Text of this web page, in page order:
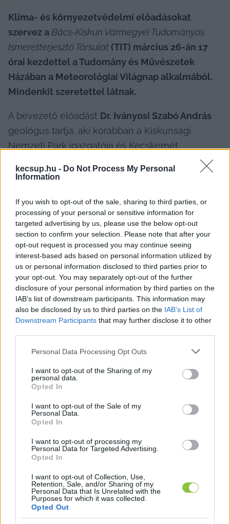
kecsup.hu - Do Not Process My Personal
Information
If you wish to opt-out of the sale, sharing to third parties, or
processing of your personal or sensitive information for
targeted advertising by us, please use the below opt-out
section to confirm your selection. Please note that after your
opt-out request is processed you may continue seeing
interest-based ads based on personal information utilized by
us or personal information disclosed to third parties prior to
your opt-out. You may separately opt-out of the further
disclosure of your personal information by third parties on the
IAB’s list of downstream participants. This information may
also be disclosed by us to third parties on the IAB’s List of
Downstream Participants that may further disclose it to other
Please note that this website/app uses one or more Google
not limited to your visit or usage behaviour. You may click to
grant or deny consent to Google and its third-party tags to
use your data for below specified purposes in below Google
consent section.
Personal Data Processing Opt Outs
I want to opt-out of the Sharing of my
personal data.
Opted In
I want to opt-out of the Sale of my
Personal Data.
Opted In
I want to opt-out of processing my
Personal Data for Targeted Advertising.
Opted In
I want to opt-out of Collection, Use,
Retention, Sale, and/or Sharing of my
Personal Data that Is Unrelated with the
Purposes for which it was collected.
Opted Out
Klíma- és környezetvédelmi előadásokat
szervez a Bács-Kiskun Vármegyei Tudományos
Ismeretterjesztő Társulat (TIT) március 26-án 17
órai kezdettel a Tudomány és Művészetek
Házában a Meteorológiai Világnap alkalmából.
Mindenkit szeretettel látnak.
A bevezető előadást Dr. Iványosi Szabó András
geológus tartja, aki korábban a Kiskunsági
Nemzeti Park igazgatója és Kecskemét
alpolgármestere is volt, jelenleg pedig a Bács-
Kiskun Vármegyei TIT alelnöke. De a további
hallgathatjuk meg:
Ország Ferenc meteorológus – Negatív és
pozitív hő stressz a Homokhátságban: Kánikula
és fagykár Kecskeméten és környékén
Hivatalának környezetvédelmi
osztályvezetője – A klímaváltozás kihívásai a
világban és Kecskeméten
Dr. Halbritter András Albert
, a Nemzeti
Fenntarthatósági Témahét és az Európai
Éghajlati Paktum nagykövete –
alkalmazkodás az éghajlatváltozáshoz:
lehetőségek a hőségnapok
elsősegélynyújtásában és az iskolakertekben